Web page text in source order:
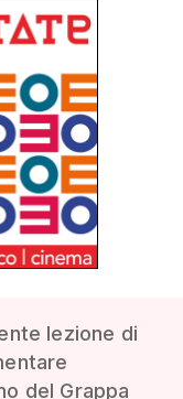
lezione di
del Grappa